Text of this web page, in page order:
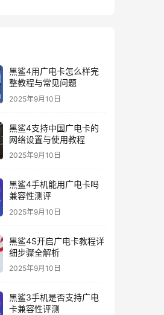
黑鲨4用广电卡怎么样完
整教程与常见问题
2025年9月10日
黑鲨4支持中国广电卡的
网络设置与使用教程
2025年9月10日
黑鲨4手机能用广电卡吗
兼容性测评
2025年9月10日
黑鲨4S开启广电卡教程详
细步骤全解析
2025年9月10日
黑鲨3手机是否支持广电
卡兼容性评测